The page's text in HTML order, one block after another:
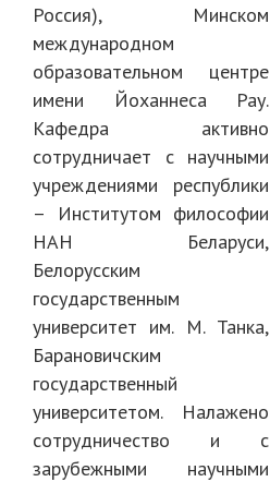
Россия), Минском
международном
образовательном центре
имени Йоханнеса Рау.
Кафедра активно
сотрудничает с научными
учреждениями республики
– Институтом философии
НАН Беларуси,
Белорусским
государственным
университет им. М. Танка,
Барановичским
государственный
университетом. Налажено
сотрудничество и с
зарубежными научными